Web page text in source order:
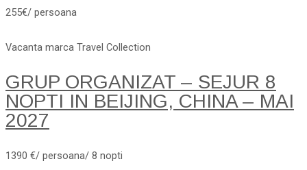
255€/ persoana
Vacanta marca Travel Collection
GRUP ORGANIZAT – SEJUR 8
NOPTI IN BEIJING, CHINA – MAI
2027
1390 €/ persoana/ 8 nopti